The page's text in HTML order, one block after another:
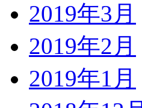
2019年3月
2019年2月
2019年1月